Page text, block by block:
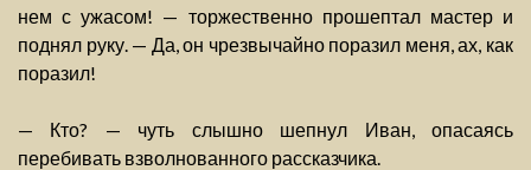
нем с ужасом! — торжественно прошептал мастер и
поднял руку. — Да, он чрезвычайно поразил меня, ах, как
поразил!
— Кто? — чуть слышно шепнул Иван, опасаясь
перебивать взволнованного рассказчика.